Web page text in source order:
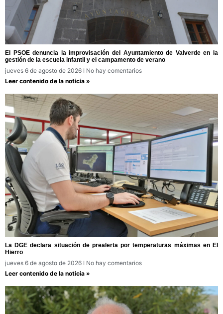
El PSOE denuncia la improvisación del Ayuntamiento de Valverde en la
gestión de la escuela infantil y el campamento de verano
jueves 6 de agosto de 2026
No hay comentarios
Leer contenido de la noticia »
La DGE declara situación de prealerta por temperaturas máximas en El
Hierro
jueves 6 de agosto de 2026
No hay comentarios
Leer contenido de la noticia »